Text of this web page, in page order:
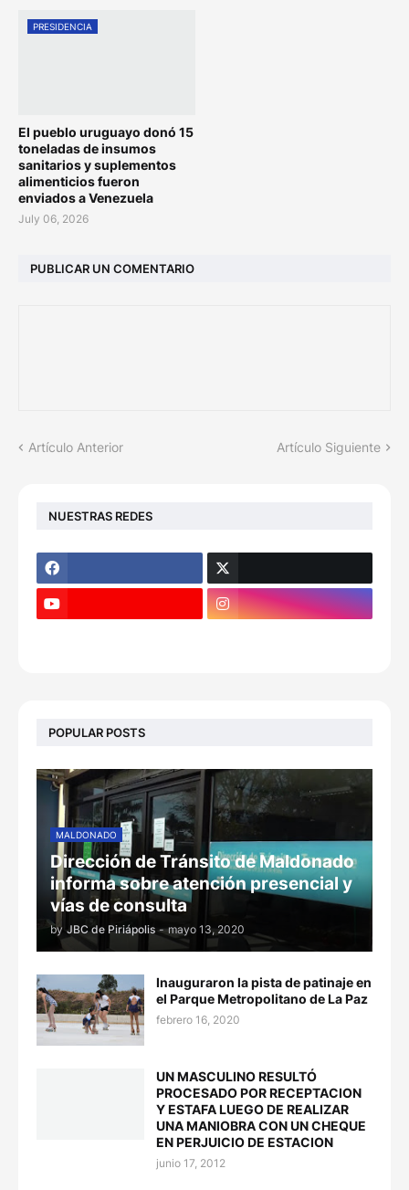
PRESIDENCIA
El pueblo uruguayo donó 15
toneladas de insumos
sanitarios y suplementos
alimenticios fueron
enviados a Venezuela
July 06, 2026
PUBLICAR UN COMENTARIO
Artículo Anterior Artículo Siguiente
NUESTRAS REDES
POPULAR POSTS
MALDONADO
Dirección de Tránsito de Maldonado
informa sobre atención presencial y
vías de consulta
by JBC de Piriápolis - mayo 13, 2020
Inauguraron la pista de patinaje en
el Parque Metropolitano de La Paz
febrero 16, 2020
UN MASCULINO RESULTÓ
PROCESADO POR RECEPTACION
Y ESTAFA LUEGO DE REALIZAR
UNA MANIOBRA CON UN CHEQUE
EN PERJUICIO DE ESTACION
junio 17, 2012